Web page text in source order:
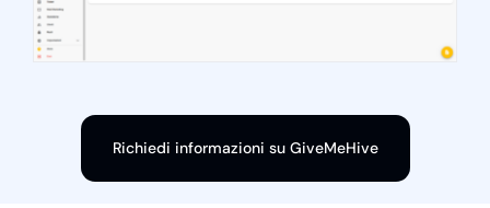
Richiedi informazioni su GiveMeHive